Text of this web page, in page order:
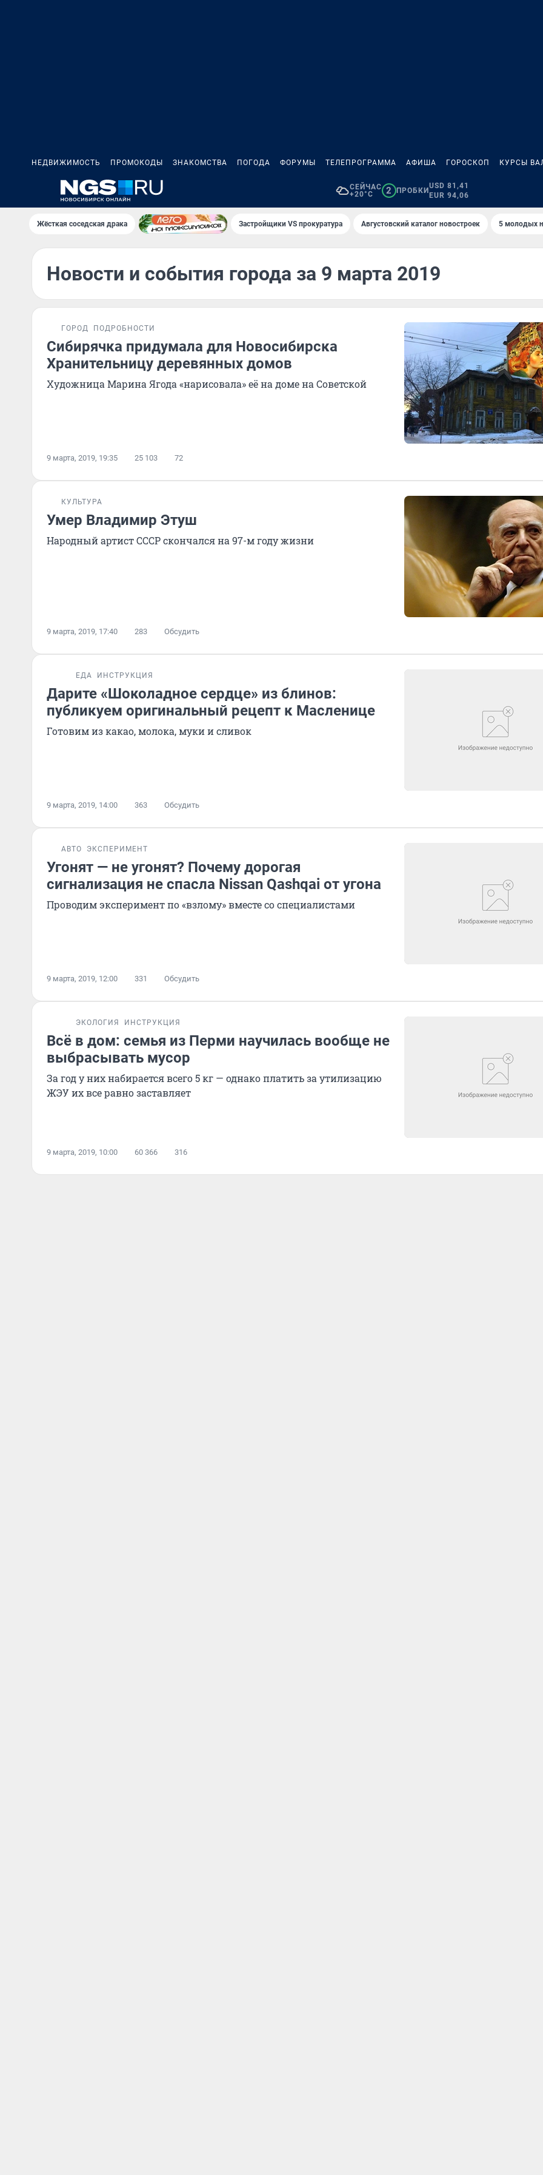
НЕДВИЖИМОСТЬ ПРОМОКОДЫ ЗНАКОМСТВА ПОГОДА ФОРУМЫ ТЕЛЕПРОГРАММА АФИША ГОРОСКОП КУРСЫ
СЕЙЧАС
+20°C
2 ПРОБКИ
USD 81,41
EUR 94,06
Жёсткая соседская драка Застройщики VS прокуратура Августовский каталог новостроек 5 молодых
Новости и события города за 9 марта 2019
ГОРОД ПОДРОБНОСТИ
Сибирячка придумала для Новосибирска
Хранительницу деревянных домов
Художница Марина Ягода «нарисовала» её на доме на Советской
9 марта, 2019, 19:35 25 103 72
КУЛЬТУРА
Умер Владимир Этуш
Народный артист СССР скончался на 97-м году жизни
9 марта, 2019, 17:40 283 Обсудить
ЕДА ИНСТРУКЦИЯ
Дарите «Шоколадное сердце» из блинов:
публикуем оригинальный рецепт к Масленице
Готовим из какао, молока, муки и сливок
9 марта, 2019, 14:00 363 Обсудить
АВТО ЭКСПЕРИМЕНТ
Угонят — не угонят? Почему дорогая
сигнализация не спасла Nissan Qashqai от угона
Проводим эксперимент по «взлому» вместе со специалистами
9 марта, 2019, 12:00 331 Обсудить
ЭКОЛОГИЯ ИНСТРУКЦИЯ
Всё в дом: семья из Перми научилась вообще не
выбрасывать мусор
За год у них набирается всего 5 кг — однако платить за утилизацию
ЖЭУ их все равно заставляет
9 марта, 2019, 10:00 60 366 316